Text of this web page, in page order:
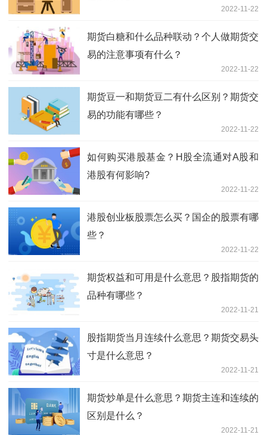
2022-11-22
期货白糖和什么品种联动？个人做期货交
易的注意事项有什么？
2022-11-22
期货豆一和期货豆二有什么区别？期货交
易的功能有哪些？
2022-11-22
如何购买港股基金？H股全流通对A股和
港股有何影响?
2022-11-22
港股创业板股票怎么买？国企的股票有哪
些？
2022-11-22
期货权益和可用是什么意思？股指期货的
品种有哪些？
2022-11-21
股指期货当月连续什么意思？期货交易头
寸是什么意思？
2022-11-21
期货炒单是什么意思？期货主连和连续的
区别是什么？
2022-11-21